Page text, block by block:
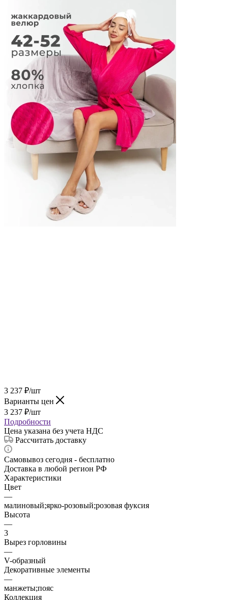
3 237 ₽/шт
Варианты цен
3 237 ₽/шт
Подробности
Цена указана без учета НДС
Рассчитать доставку
Самовывоз сегодня - бесплатно
Доставка в любой регион РФ
Характеристики
Цвет
—
малиновый;ярко-розовый;розовая фуксия
Высота
—
3
Вырез горловины
—
V-образный
Декоративные элементы
—
манжеты;пояс
Коллекция